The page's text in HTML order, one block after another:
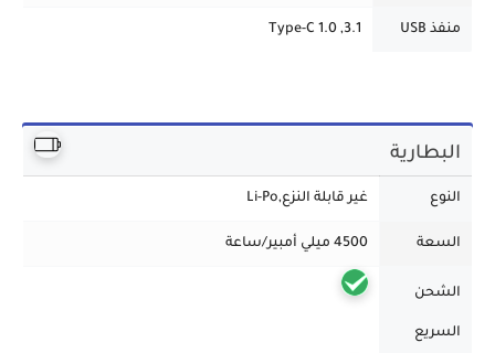
منفذ USB 3.1, Type-C 1.0
البطارية
النوع غير قابلة النزع,Li-Po
السعة 4500 ميلي أمبير/ساعة
الشحن
السريع